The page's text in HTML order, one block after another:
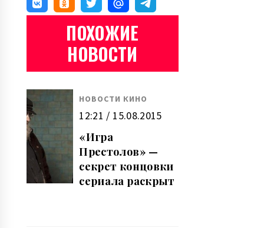
ПОХОЖИЕ
НОВОСТИ
НОВОСТИ КИНО
12:21 / 15.08.2015
«Игра
Престолов» —
секрет концовки
сериала раскрыт